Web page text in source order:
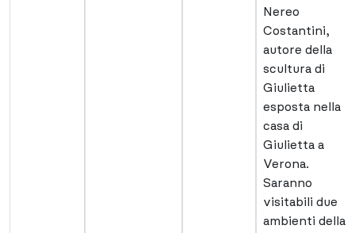
Nereo
Costantini,
autore della
scultura di
Giulietta
esposta nella
casa di
Giulietta a
Verona.
Saranno
visitabili due
ambienti della